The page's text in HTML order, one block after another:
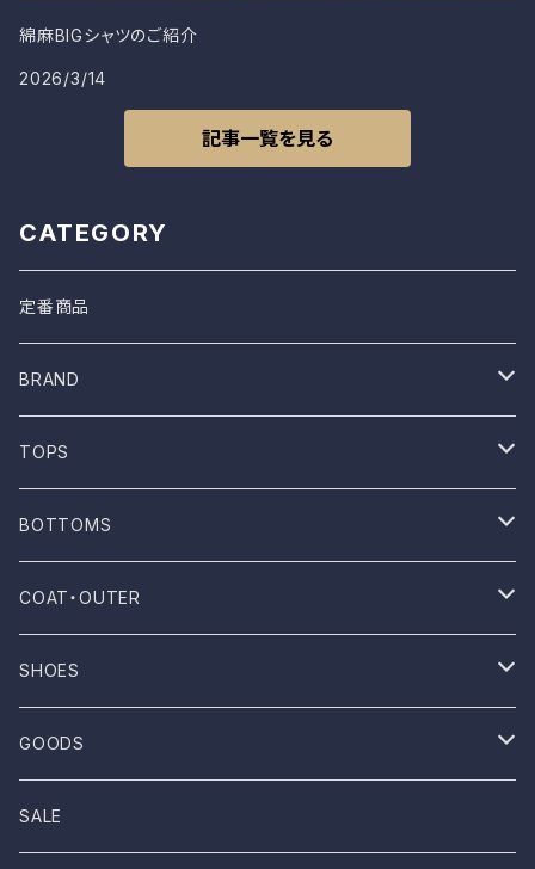
綿麻BIGシャツのご紹介
2026/3/14
記事一覧を見る
CATEGORY
定番商品
BRAND
ONE WASH
Mau
NOVESTA
ROTOTO
UES
Dansko
TOPS
T-shirt
Shirt
No sleeve
One-piece
Parkar
BOTTOMS
Pants
Skirts
COAT・OUTER
Coat
Outer
Jacket
SHOES
Sneakers
Sandal
GOODS
Bag
SALE